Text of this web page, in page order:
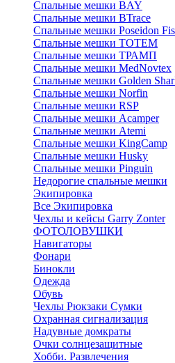
Спальные мешки BAY
Спальные мешки BTrace
Спальные мешки Poseidon
Спальные мешки ТОТЕМ
Спальные мешки ТРАМП
Cпальные мешки MedNovtex
Спальные мешки Golden
Спальные мешки Norfin
Спальные мешки RSP
Спальные мешки Acamper
Спальные мешки Atemi
Спальные мешки KingCamp
Спальные мешки Husky
Спальные мешки Pinguin
Недорогие спальные мешки
Экипировка
Все Экипировка
Чехлы и кейсы Garry Zonter
ФОТОЛОВУШКИ
Навигаторы
Фонари
Бинокли
Одежда
Обувь
Чехлы Рюкзаки Сумки
Охранная сигнализация
Надувные домкраты
Очки солнцезащитные
Хобби. Развлечения